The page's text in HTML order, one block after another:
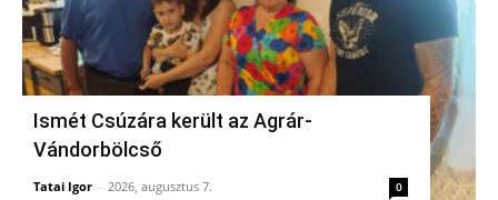
Ismét Csúzára került az Agrár-
Vándorbölcső
Tatai Igor - 2026, augusztus 7. 0